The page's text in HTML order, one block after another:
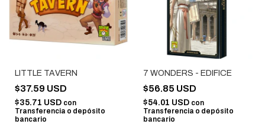
LITTLE TAVERN
$37.59 USD
$35.71 USD con
Transferencia o depósito
bancario
7 WONDERS - EDIFICE
$56.85 USD
$54.01 USD con
Transferencia o depósito
bancario